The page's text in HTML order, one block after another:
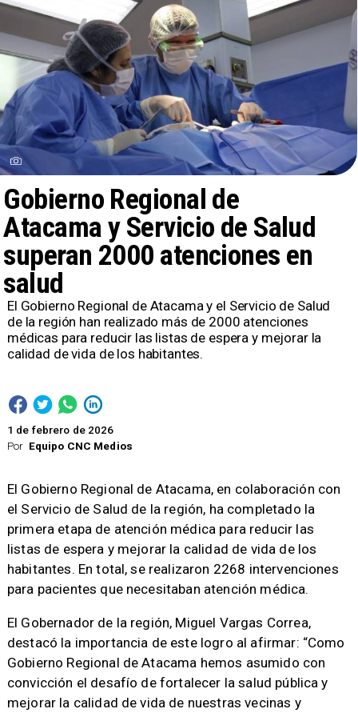
Por Equipo CNC Medios
Gobierno Regional de
Atacama y Servicio de Salud
superan 2000 atenciones en
salud
1 de febrero de 2026
El Gobierno Regional de Atacama y el Servicio de Salud
de la región han realizado más de 2000 atenciones
médicas para reducir las listas de espera y mejorar la
calidad de vida de los habitantes.
El Gobierno Regional de Atacama, en colaboración con
el Servicio de Salud de la región, ha completado la
primera etapa de atención médica para reducir las
listas de espera y mejorar la calidad de vida de los
habitantes. En total, se realizaron 2268 intervenciones
para pacientes que necesitaban atención médica.
El Gobernador de la región, Miguel Vargas Correa,
destacó la importancia de este logro al afirmar: “Como
Gobierno Regional de Atacama hemos asumido con
convicción el desafío de fortalecer la salud pública y
mejorar la calidad de vida de nuestras vecinas y